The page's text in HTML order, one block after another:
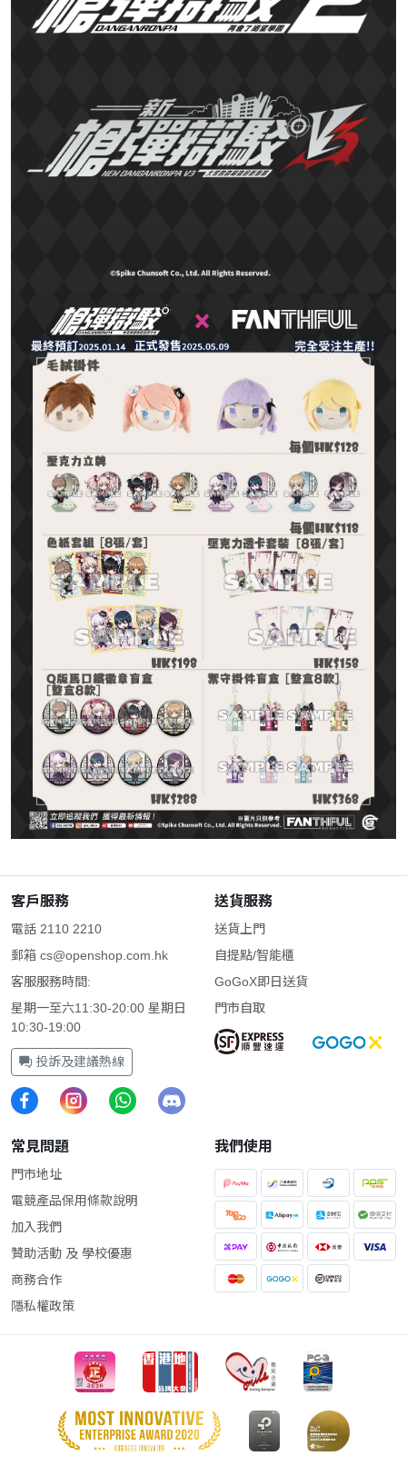
客戶服務
電話 2110 2210
郵箱 cs@openshop.com.hk
客服服務時間:
星期一至六11:30-20:00 星期日
10:30-19:00
投訴及建議熱線
送貨服務
送貨上門
自提點/智能櫃
GoGoX即日送貨
門市自取
常見問題
門市地址
電競產品保用條款說明
加入我們
贊助活動 及 學校優惠
商務合作
隱私權政策
我們使用